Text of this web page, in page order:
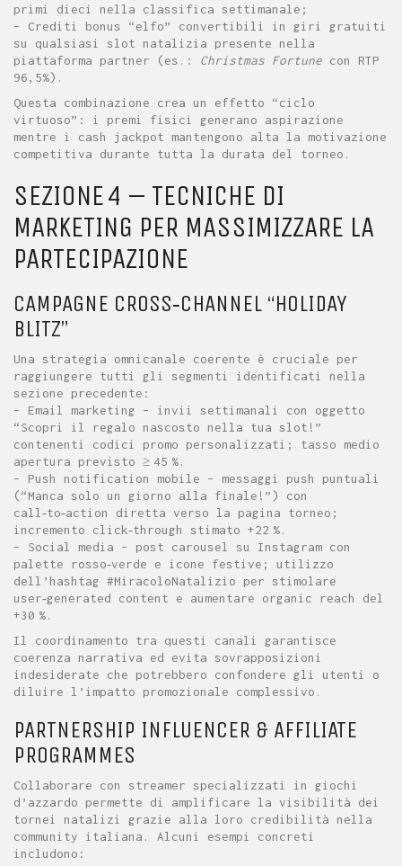
primi dieci nella classifica settimanale;
– Crediti bonus “elfo” convertibili in giri gratuiti
su qualsiasi slot natalizia presente nella
piattaforma partner (es.: Christmas Fortune con RTP
96,5%).
Questa combinazione crea un effetto “ciclo
virtuoso”: i premi fisici generano aspirazione
mentre i cash jackpot mantengono alta la motivazione
competitiva durante tutta la durata del torneo.
SEZIONE 4 – TECNICHE DI
MARKETING PER MASSIMIZZARE LA
PARTECIPAZIONE
CAMPAGNE CROSS‑CHANNEL “HOLIDAY
BLITZ”
Una strategia omnicanale coerente è cruciale per
raggiungere tutti gli segmenti identificati nella
sezione precedente:
– Email marketing – invii settimanali con oggetto
“Scopri il regalo nascosto nella tua slot!”
contenenti codici promo personalizzati; tasso medio
apertura previsto ≥ 45 %.
– Push notification mobile – messaggi push puntuali
(“Manca solo un giorno alla finale!”) con
call‑to‑action diretta verso la pagina torneo;
incremento click‑through stimato +22 %.
– Social media – post carousel su Instagram con
palette rosso‑verde e icone festive; utilizzo
dell’hashtag #MiracoloNatalizio per stimolare
user‑generated content e aumentare organic reach del
+30 %.
Il coordinamento tra questi canali garantisce
coerenza narrativa ed evita sovrapposizioni
indesiderate che potrebbero confondere gli utenti o
diluire l’impatto promozionale complessivo.
PARTNERSHIP INFLUENCER & AFFILIATE
PROGRAMMES
Collaborare con streamer specializzati in giochi
d’azzardo permette di amplificare la visibilità dei
tornei natalizi grazie alla loro credibilità nella
community italiana. Alcuni esempi concreti
includono: